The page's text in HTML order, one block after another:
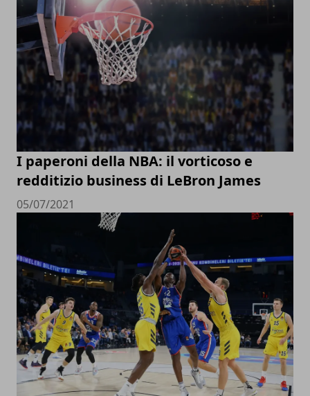
I paperoni della NBA: il vorticoso e
redditizio business di LeBron James
05/07/2021